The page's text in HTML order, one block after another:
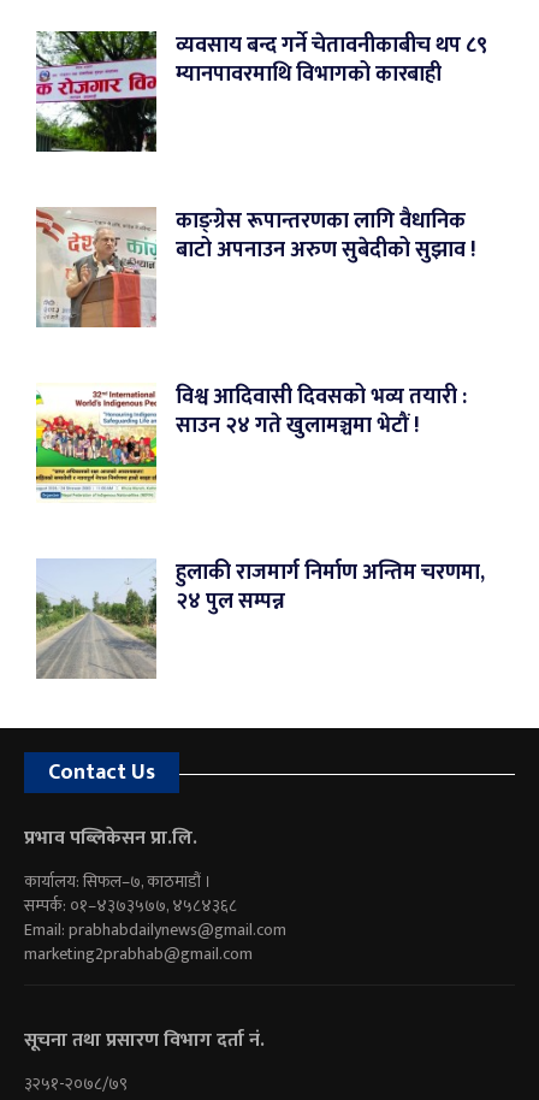
व्यवसाय बन्द गर्ने चेतावनीकाबीच थप ८९
म्यानपावरमाथि विभागको कारबाही
काङ्ग्रेस रूपान्तरणका लागि वैधानिक
बाटो अपनाउन अरुण सुबेदीको सुझाव !
विश्व आदिवासी दिवसको भव्य तयारी :
साउन २४ गते खुलामञ्चमा भेटौं !
हुलाकी राजमार्ग निर्माण अन्तिम चरणमा,
२४ पुल सम्पन्न
Contact Us
प्रभाव पब्लिकेसन प्रा.लि.
कार्यालय: सिफल–७, काठमाडौं ।
सम्पर्क: ०१–४३७३५७७, ४५८४३६८
Email:prabhabdailynews@gmail.com
marketing2prabhab@gmail.com
सूचना तथा प्रसारण विभाग दर्ता नं.
३२५१-२०७८/७९